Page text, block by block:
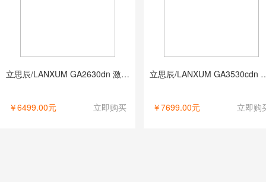
立思辰/LANXUM GA2630dn 激光/A4彩色打印机
￥6499.00元 立即购买
立思辰/LANXUM
￥7699.00元 立即购